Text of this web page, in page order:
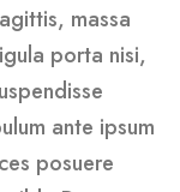
massa
porta nisi,
ante ipsum
posuere